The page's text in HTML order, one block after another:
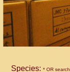
Species: * OR search